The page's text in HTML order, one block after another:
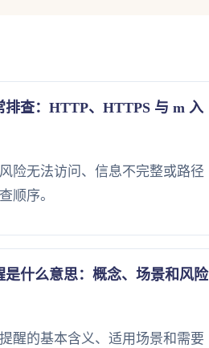
排查：HTTP、HTTPS 与 m 入
险无法访问、信息不完整或路径
顺序。
是什么意思：概念、场景和风险
醒的基本含义、适用场景和需要